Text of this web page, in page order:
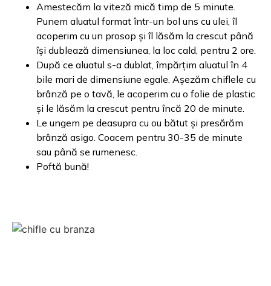
Amestecăm la viteză mică timp de 5 minute.
Punem aluatul format într-un bol uns cu ulei, îl
acoperim cu un prosop și îl lăsăm la crescut până
își dublează dimensiunea, la loc cald, pentru 2 ore.
După ce aluatul s-a dublat, împărțim aluatul în 4
bile mari de dimensiune egale. Așezăm chiflele cu
brânză pe o tavă, le acoperim cu o folie de plastic
și le lăsăm la crescut pentru încă 20 de minute.
Le ungem pe deasupra cu ou bătut și presărăm
brânză asigo. Coacem pentru 30-35 de minute
sau până se rumenesc.
Poftă bună!